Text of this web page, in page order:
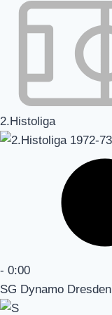
2.Histoliga
- 0:00
SG Dynamo Dresden